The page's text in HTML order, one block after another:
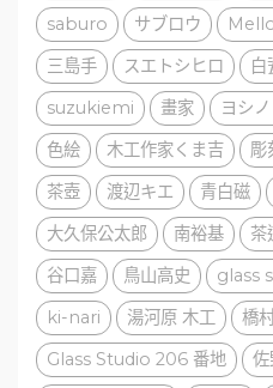
saburo
サブロウ
三島手
スエトシヒロ 白
suzukiemi
畫家 ヨシ
色絵
木工作家くま吉 彫
茶壺
渡辺キエ 青白磁
大久保公太郎
南裕基 茶
谷口嘉
鳥山高史 glass
ki-nari
湯河原 木工 橋
Glass Studio 206 番地
佐